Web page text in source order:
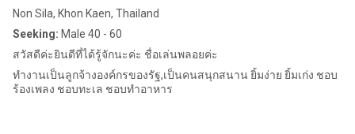
Non Sila, Khon Kaen, Thailand
Seeking: Male 40 - 60
สวัสดีค่ะยินดีที่ได้รู้จักนะค่ะ ชื่อเล่นพลอยค่ะ
ทำงานเป็นลูกจ้างองค์กรของรัฐ,เป็นคนสนุกสนาน ยิ้มง่าย ยิ้มเก่ง ชอบ
ร้องเพลง ชอบทะเล ชอบทำอาหาร